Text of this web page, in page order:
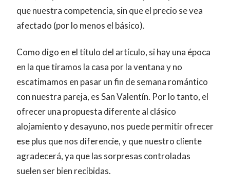
que nuestra competencia, sin que el precio se vea
afectado (por lo menos el básico).
Como digo en el título del artículo, si hay una época
en la que tiramos la casa por la ventana y no
escatimamos en pasar un fin de semana romántico
con nuestra pareja, es San Valentín. Por lo tanto, el
ofrecer una propuesta diferente al clásico
alojamiento y desayuno, nos puede permitir ofrecer
ese plus que nos diferencie, y que nuestro cliente
agradecerá, ya que las sorpresas controladas
suelen ser bien recibidas.